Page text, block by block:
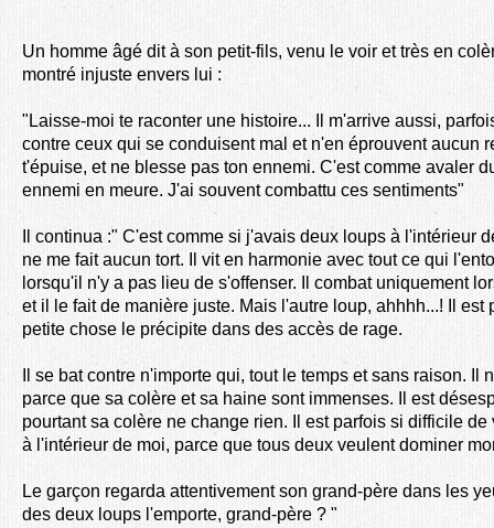
Un homme âgé dit à son petit-fils, venu le voir et très en
montré injuste envers lui :
"Laisse-moi te raconter une histoire... Il m'arrive aussi,
contre ceux qui se conduisent mal et n'en éprouvent aucun
t'épuise, et ne blesse pas ton ennemi. C'est comme avaler
ennemi en meure. J'ai souvent combattu ces sentiments"
Il continua :" C'est comme si j'avais deux loups à l'intérieur
ne me fait aucun tort. Il vit en harmonie avec tout ce qui
lorsqu'il n'y a pas lieu de s'offenser. Il combat uniquement
et il le fait de manière juste. Mais l'autre loup, ahhhh...! Il est
petite chose le précipite dans des accès de rage.
Il se bat contre n'importe qui, tout le temps et sans raison. Il
parce que sa colère et sa haine sont immenses. Il est
pourtant sa colère ne change rien. Il est parfois si difficile
à l'intérieur de moi, parce que tous deux veulent dominer
Le garçon regarda attentivement son grand-père dans les
des deux loups l'emporte, grand-père ? "